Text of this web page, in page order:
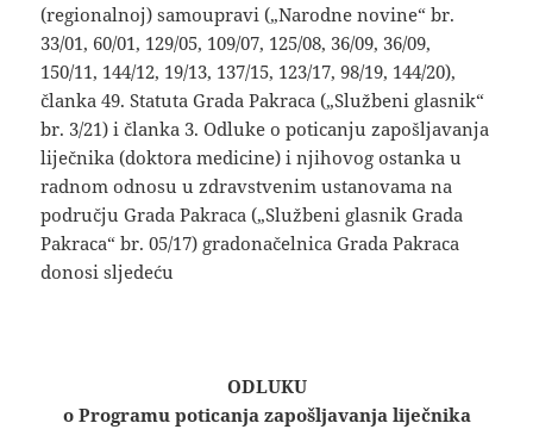
(regionalnoj) samoupravi („Narodne novine“ br.
33/01, 60/01, 129/05, 109/07, 125/08, 36/09, 36/09,
150/11, 144/12, 19/13, 137/15, 123/17, 98/19, 144/20),
članka 49. Statuta Grada Pakraca („Službeni glasnik“
br. 3/21) i članka 3. Odluke o poticanju zapošljavanja
liječnika (doktora medicine) i njihovog ostanka u
radnom odnosu u zdravstvenim ustanovama na
području Grada Pakraca („Službeni glasnik Grada
Pakraca“ br. 05/17) gradonačelnica Grada Pakraca
donosi sljedeću
ODLUKU
o Programu poticanja zapošljavanja liječnika